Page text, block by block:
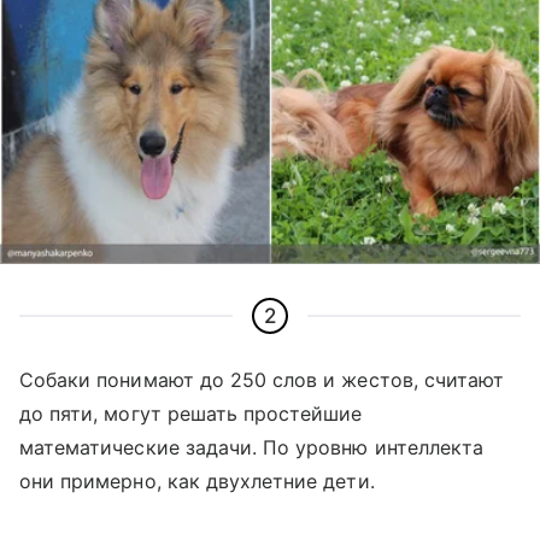
2
Собаки понимают до 250 слов и жестов, считают
до пяти, могут решать простейшие
математические задачи. По уровню интеллекта
они примерно, как двухлетние дети.